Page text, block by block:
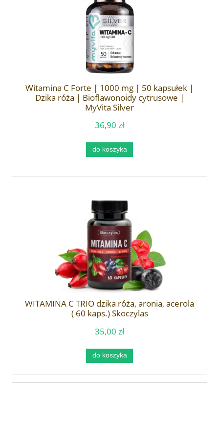
Witamina C Forte | 1000 mg | 50 kapsułek |
Dzika róża | Bioflawonoidy cytrusowe |
MyVita Silver
36,90 zł
do koszyka
WITAMINA C TRIO dzika róża, aronia, acerola
( 60 kaps.) Skoczylas
35,00 zł
do koszyka